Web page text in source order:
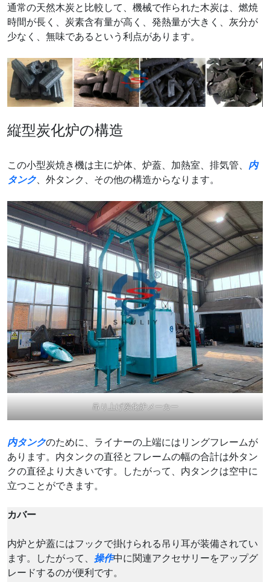
通常の天然木炭と比較して、機械で作られた木炭は、燃焼
時間が長く、炭素含有量が高く、発熱量が大きく、灰分が
少なく、無味であるという利点があります。
縦型炭化炉の構造
この小型炭焼き機は主に炉体、炉蓋、加熱室、排気管、 内
タンク、外タンク、その他の構造からなります。
吊り上げ炭化炉メーカー
内タンクのために、ライナーの上端にはリングフレームが
あります。内タンクの直径とフレームの幅の合計は外タン
クの直径より大きいです。したがって、内タンクは空中に
立つことができます。
カバー
内炉と炉蓋にはフックで掛けられる吊り耳が装備されてい
ます。したがって、 操作中に関連アクセサリーをアップグ
レードするのが便利です。